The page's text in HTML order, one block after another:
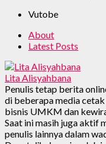
Vutobe
About
Latest Posts
Lita Alisyahbana
Penulis tetap berita
di beberapa media
bisnis UMKM dan
Saat ini masih juga aktif
penulis lainnya dalam